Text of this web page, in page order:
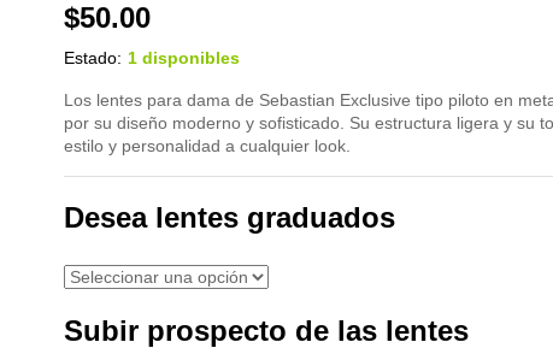
$50.00
Estado: 1 disponibles
Los lentes para dama de Sebastian Exclusive tipo piloto en
por su diseño moderno y sofisticado. Su estructura ligera y su
estilo y personalidad a cualquier look.
Desea lentes graduados
Subir prospecto de las lentes